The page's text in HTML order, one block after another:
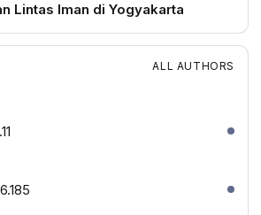
Lintas Iman di Yogyakarta
ALL AUTHORS